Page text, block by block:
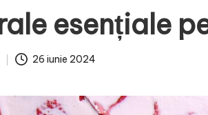
esențiale
26 iunie 2024